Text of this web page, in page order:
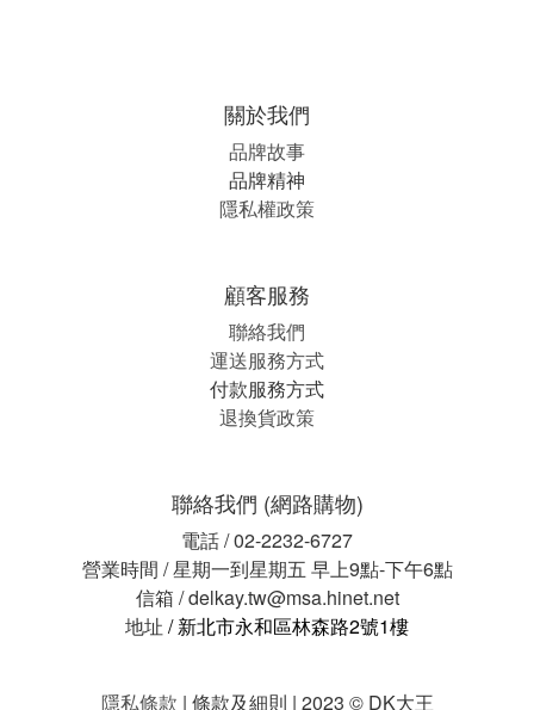
關於我們
品牌故事
品牌精神
隱私權政策
顧客服務
聯絡我們
運送服務方式
付款服務方式
退換貨政策
聯絡我們 (網路購物)
電話 / 02-2232-6727
營業時間 / 星期一到星期五 早上9點-下午6點
信箱 / delkay.tw@msa.hinet.net
地址 / 新北市永和區林森路2號1樓
隱私條款 | 條款及細則 | 2023 © DK大王